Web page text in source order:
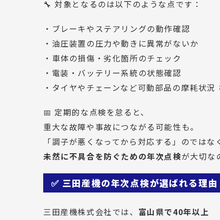
🔧 対象となるのは以下のような点です：
・ブレーキやステアリングの動作確認
・油圧装置の圧力や動きに異常がないか
・車体の損傷・劣化箇所のチェック
・電装・バッテリー系統の状態確認
・タイヤやチェーンなど可動部品の摩耗状況
📅 定期的な点検を怠ると、
重大な故障や事故につながる可能性も。
「調子が悪くなってから対応する」のではな
未然に不具合を防ぐための年次点検が大切な
✅ 三田産機の年次点検が選ばれる理由
三田産機株式会社では、 富山県で40年以上